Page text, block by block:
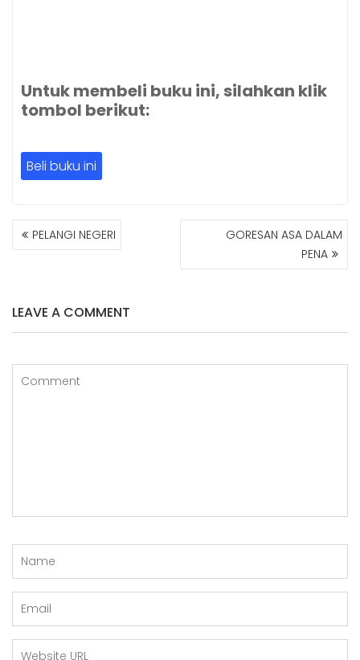
Untuk membeli buku ini, silahkan klik
tombol berikut:
Beli buku ini
NAVIGASI
POSPELANGI NEGERI
GORESAN ASA DALAM
PENA
LEAVE A COMMENT